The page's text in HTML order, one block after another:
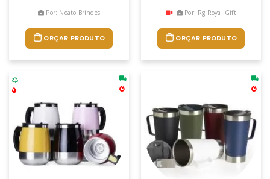
Por: Noato Brindes
ORÇAR PRODUTO
Por: Rg Royal Gift
ORÇAR PRODUTO